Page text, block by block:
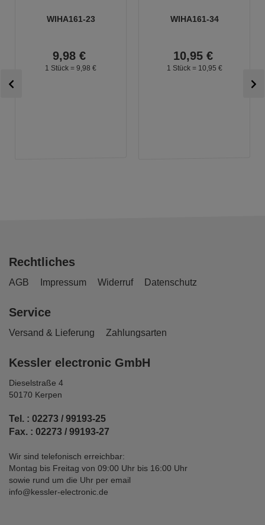
WIHA161-23
9,98 €
1 Stück = 9, 98 €
WIHA161-34
10,95 €
1 Stück = 10, 95 €
Rechtliches
AGB Impressum Widerruf Datenschutz
Service
Versand & Lieferung Zahlungsarten
Kessler electronic GmbH
Dieselstraße 4
50170 Kerpen
Tel. : 02273 / 99193-25
Fax. : 02273 / 99193-27
Wir sind telefonisch erreichbar:
Montag bis Freitag von 09:00 Uhr bis 16:00 Uhr
sowie rund um die Uhr per email
info@kessler-electronic.de